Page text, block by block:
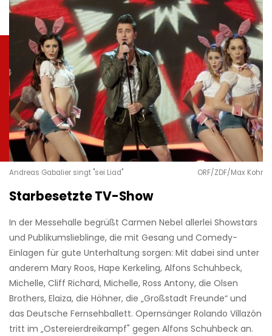
Andreas Gabalier singt "sei Liad" ORF/ZDF/Max Kohr
Starbesetzte TV-Show
In der Messehalle begrüßt Carmen Nebel allerlei Showstars
und Publikumslieblinge, die mit Gesang und Comedy-
Einlagen für gute Unterhaltung sorgen: Mit dabei sind unter
anderem Mary Roos, Hape Kerkeling, Alfons Schuhbeck,
Michelle, Cliff Richard, Michelle, Ross Antony, die Olsen
Brothers, Elaiza, die Höhner, die „Großstadt Freunde“ und
das Deutsche Fernsehballett. Opernsänger Rolando Villazón
tritt im „Ostereierdreikampf" gegen Alfons Schuhbeck an.